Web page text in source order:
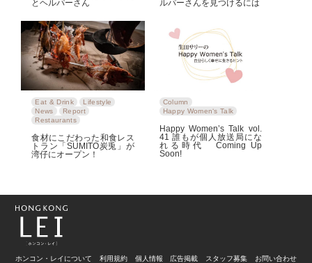
とヘルパーさん
ルパーさんを見つけるには
Eat & Drink
Lifestyle
News
Report
Restaurants
食材にこだわった和食レス
トラン「SUMITO炭兎」が
湾仔にオープン！
Column
Happy Women‘s Talk
Happy Women’s Talk vol.
41 誰もが個人放送局にな
れる時代 Coming Up
Soon!
ホンコン・レイについて 利用規約 個人情報 広告掲載 スタッフ募集 お問い合わせ